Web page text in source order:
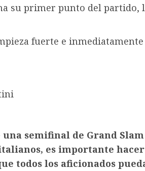
su primer punto del partido,
fuerte e inmediatamente
una semifinal de Grand
es importante
todos los aficionados